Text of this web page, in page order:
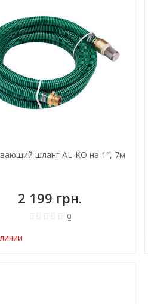
шланг AL-KO на 1″, 7м
2 199 грн.
0